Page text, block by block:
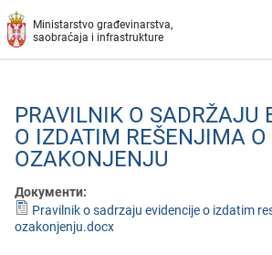
Preskoči na glavni deo sadržaja
Ministarstvo građevinarstva,
saobraćaja i infrastrukture
PRAVILNIK O SADRŽAJU
O IZDATIM RЕŠЕNJIMA O
OZAKONJЕNJU
Документи:
Pravilnik o sadrzaju evidencije o izdatim
ozakonjenju.docx